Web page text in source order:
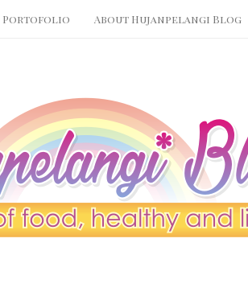
Portofolio About Hujanpelangi Blog